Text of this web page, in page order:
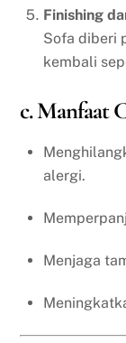
Finishing
Sofa diberi
kembali
c. Manfaat
alergi.
Menjaga